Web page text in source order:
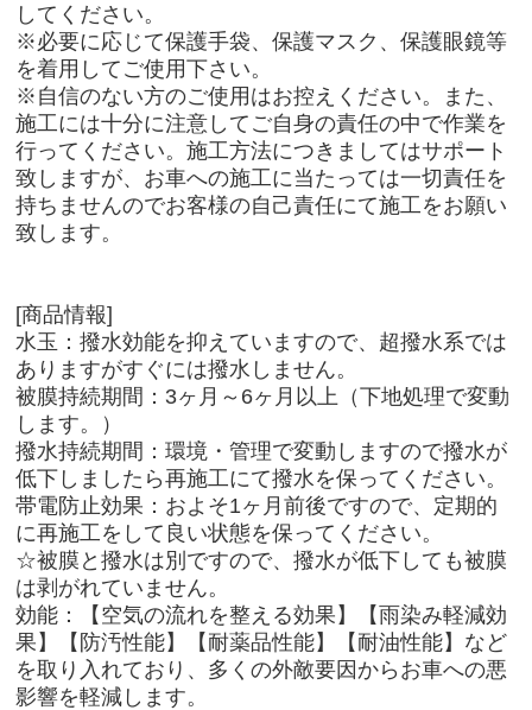
してください。
※必要に応じて保護手袋、保護マスク、保護眼鏡等
を着用してご使用下さい。
※自信のない方のご使用はお控えください。また、
施工には十分に注意してご自身の責任の中で作業を
行ってください。施工方法につきましてはサポート
致しますが、お車への施工に当たっては一切責任を
持ちませんのでお客様の自己責任にて施工をお願い
致します。
[商品情報]
水玉：撥水効能を抑えていますので、超撥水系では
ありますがすぐには撥水しません。
被膜持続期間：3ヶ月～6ヶ月以上（下地処理で変動
します。）
撥水持続期間：環境・管理で変動しますので撥水が
低下しましたら再施工にて撥水を保ってください。
帯電防止効果：およそ1ヶ月前後ですので、定期的
に再施工をして良い状態を保ってください。
☆被膜と撥水は別ですので、撥水が低下しても被膜
は剥がれていません。
効能：【空気の流れを整える効果】【雨染み軽減効
果】【防汚性能】【耐薬品性能】【耐油性能】など
を取り入れており、多くの外敵要因からお車への悪
影響を軽減します。